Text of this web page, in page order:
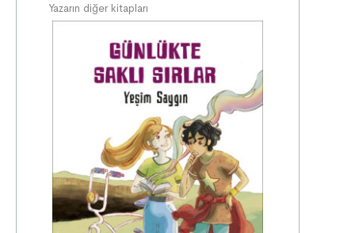
Yazarın diğer kitapları